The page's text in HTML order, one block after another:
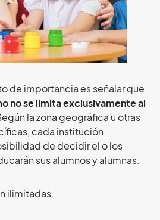
de importancia es señalar que
no se limita exclusivamente al
la zona geográfica u otras
cada institución
de decidir el o los
sus alumnos y alumnas.
ilimitadas.